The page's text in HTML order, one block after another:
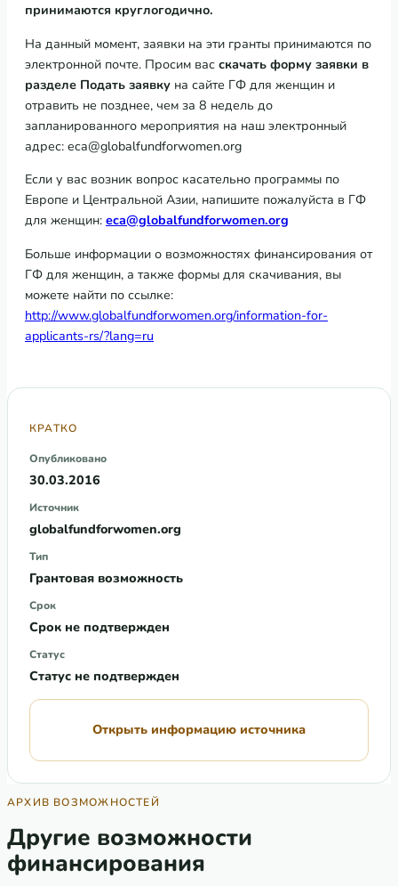
принимаются круглогодично.
На данный момент, заявки на эти гранты принимаются по
электронной почте. Просим вас скачать форму заявки в
разделе Подать заявку на сайте ГФ для женщин и
отравить не позднее, чем за 8 недель до
запланированного мероприятия на наш электронный
адрес: eca@globalfundforwomen.org
Если у вас возник вопрос касательно программы по
Европе и Центральной Азии, напишите пожалуйста в ГФ
для женщин: eca@globalfundforwomen.org
Больше информации о возможностях финансирования от
ГФ для женщин, а также формы для скачивания, вы
можете найти по ссылке:
http://www.globalfundforwomen.org/information-for-
applicants-rs/?lang=ru
КРАТКО
Опубликовано
30.03.2016
Источник
globalfundforwomen.org
Тип
Грантовая возможность
Срок
Срок не подтвержден
Статус
Статус не подтвержден
Открыть информацию источника
АРХИВ ВОЗМОЖНОСТЕЙ
Другие возможности
финансирования